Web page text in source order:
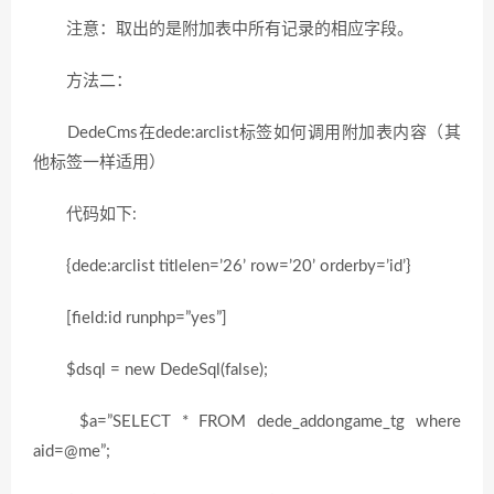
注意：取出的是附加表中所有记录的相应字段。
方法二：
DedeCms在dede:arclist标签如何调用附加表内容（其
他标签一样适用）
代码如下:
{dede:arclist titlelen=’26’ row=’20’ orderby=’id’}
[field:id runphp=”yes”]
$dsql = new DedeSql(false);
$a=”SELECT * FROM dede_addongame_tg where
aid=@me”;